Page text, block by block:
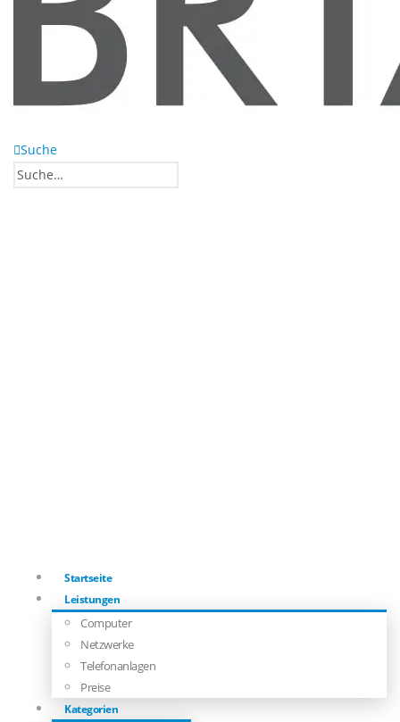
Suche
Startseite
Leistungen
Computer
Netzwerke
Telefonanlagen
Preise
Kategorien